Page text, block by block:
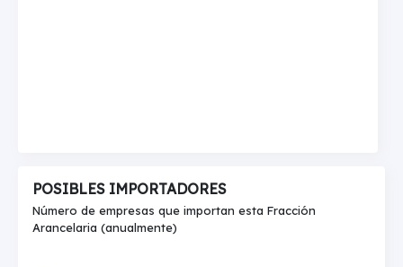
POSIBLES IMPORTADORES
Número de empresas que importan esta Fracción
Arancelaria (anualmente)